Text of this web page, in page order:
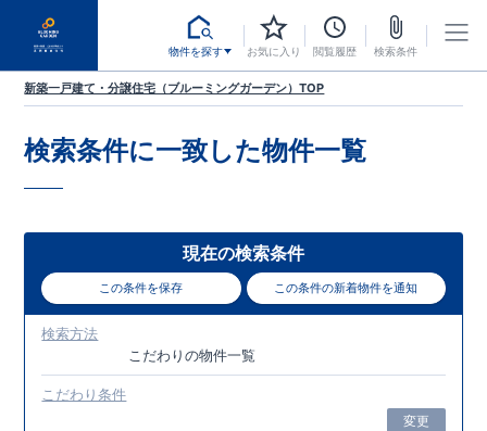
物件を探す お気に入り 閲覧履歴 検索条件
新築一戸建て・分譲住宅（ブルーミングガーデン）TOP
検索条件に一致した物件一覧
現在の検索条件
この条件を保存 この条件の新着物件を通知
検索方法
こだわりの物件一覧
こだわり条件
変更